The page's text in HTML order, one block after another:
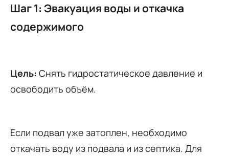
Шаг 1: Эвакуация воды и откачка
содержимого
Цель: Снять гидростатическое давление и
освободить объём.
Если подвал уже затоплен, необходимо
откачать воду из подвала и из септика. Для